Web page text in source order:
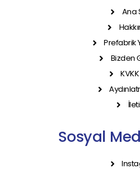
Ana
Prefabrik
Bizden
Sosyal